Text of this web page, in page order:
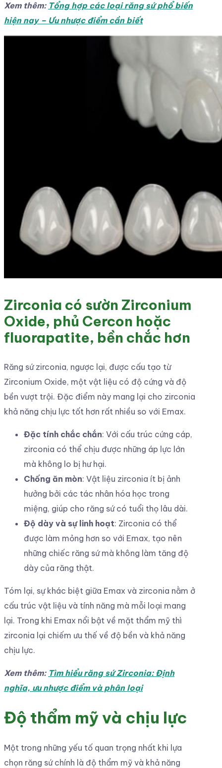
Xem thêm: Tổng hợp các loại răng sứ phổ biến
hiện nay – Ưu nhược điểm cần biết
Zirconia có sườn Zirconium
Oxide, phủ Cercon hoặc
fluorapatite, bền chắc hơn
Răng sứ zirconia, ngược lại, được cấu tạo từ
Zirconium Oxide, một vật liệu có độ cứng và độ
bền vượt trội. Đặc điểm này mang lại cho zirconia
khả năng chịu lực tốt hơn rất nhiều so với Emax.
Đặc tính chắc chắn: Với cấu trúc cứng cáp,
zirconia có thể chịu được những áp lực lớn
mà không lo bị hư hại.
Chống ăn mòn: Vật liệu zirconia ít bị ảnh
hưởng bởi các tác nhân hóa học trong
miệng, giúp cho răng sứ có tuổi thọ lâu dài.
Độ dày và sự linh hoạt: Zirconia có thể
được làm mỏng hơn so với Emax, tạo nên
những chiếc răng sứ mà không làm tăng độ
dày của răng thật.
Tóm lại, sự khác biệt giữa Emax và zirconia nằm ở
cấu trúc vật liệu và tính năng mà mỗi loại mang
lại. Trong khi Emax nổi bật về mặt thẩm mỹ thì
zirconia lại chiếm ưu thế về độ bền và khả năng
chịu lực.
Xem thêm: Tìm hiểu răng sứ Zirconia: Định
nghĩa, ưu nhược điểm và phân loại
Độ thẩm mỹ và chịu lực
Một trong những yếu tố quan trọng nhất khi lựa
chọn răng sứ chính là độ thẩm mỹ và khả năng